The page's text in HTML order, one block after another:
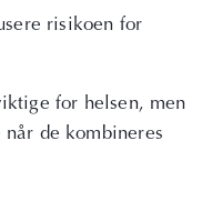
risikoen for
for helsen, men
de kombineres